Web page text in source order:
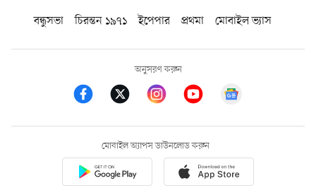
বন্ধুসভা
চিরন্তন ১৯৭১ ইপেপার প্রথমা মোবাইল ভ্যাস
অনুসরণ করুন
মোবাইল অ্যাপস ডাউনলোড করুন